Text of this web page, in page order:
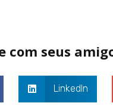
com seus
LinkedIn